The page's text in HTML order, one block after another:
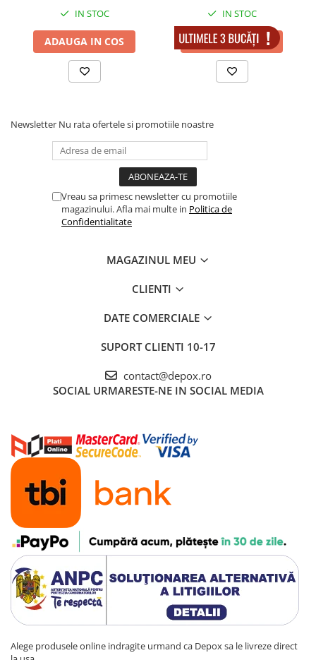
Microfoane
Muzicuta
Orga electronica
IN STOC
ADAUGA IN COS
IN STOC
ADAUGA IN COS
Newsletter Nu rata ofertele si promotiile noastre
Vreau sa primesc newsletter cu promotiile
magazinului. Afla mai multe in Politica de
Confidentialitate
MAGAZINUL MEU
CLIENTI
DATE COMERCIALE
SUPORT CLIENTI 10-17
contact@depox.ro
SOCIAL URMARESTE-NE IN SOCIAL MEDIA
Alege produsele online indragite urmand ca Depox sa le livreze direct